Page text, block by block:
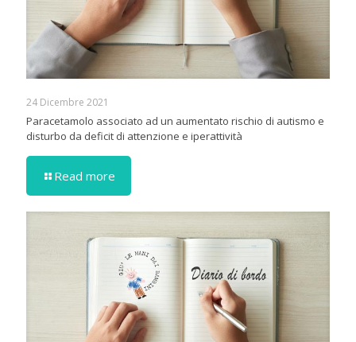
24 Dicembre 2021
Paracetamolo associato ad un aumentato rischio di autismo e
disturbo da deficit di attenzione e iperattività
Read more